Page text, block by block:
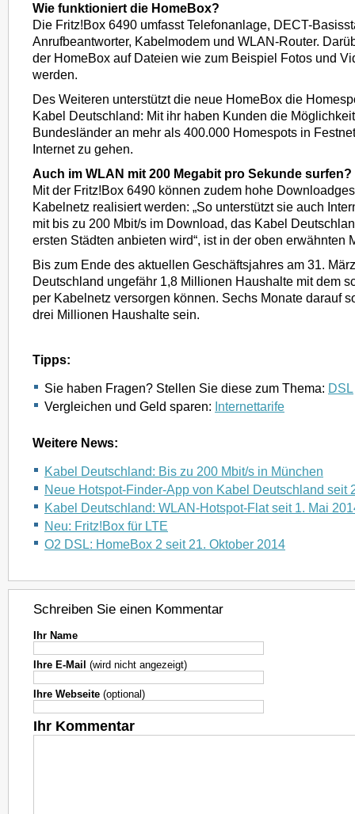
Wie funktioniert die HomeBox?
Die Fritz!Box 6490 umfasst Telefonanlage, DECT-
Anrufbeantworter, Kabelmodem und WLAN-Router.
der HomeBox auf Dateien wie zum Beispiel Fotos und
werden.
Des Weiteren unterstützt die neue HomeBox die
Kabel Deutschland: Mit ihr haben Kunden die
Bundesländer an mehr als 400.000 Homespots in
Internet zu gehen.
Auch im WLAN mit 200 Megabit pro Sekunde surfen?
Mit der Fritz!Box 6490 können zudem hohe
Kabelnetz realisiert werden: „So unterstützt sie auch
mit bis zu 200 Mbit/s im Download, das Kabel
ersten Städten anbieten wird“, ist in der oben erwähnten
Bis zum Ende des aktuellen Geschäftsjahres am 31.
Deutschland ungefähr 1,8 Millionen Haushalte mit dem
per Kabelnetz versorgen können. Sechs Monate darauf
drei Millionen Haushalte sein.
Tipps:
Sie haben Fragen? Stellen Sie diese zum Thema: DSL
Vergleichen und Geld sparen: Internettarife
Weitere News:
Kabel Deutschland: Bis zu 200 Mbit/s in München
Neue Hotspot-Finder-App von Kabel Deutschland seit
Kabel Deutschland: WLAN-Hotspot-Flat seit 1. Mai
Neu: Fritz!Box für LTE
O2 DSL: HomeBox 2 seit 21. Oktober 2014
Schreiben Sie einen Kommentar
Ihr Name
Ihre E-Mail (wird nicht angezeigt)
Ihre Webseite (optional)
Ihr Kommentar